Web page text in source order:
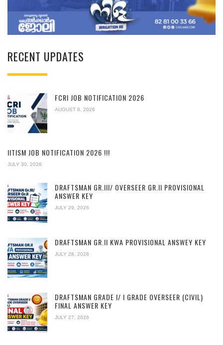
RECENT UPDATES
FCRI JOB NOTIFICATION 2026
AUGUST 8, 2026
IITISM JOB NOTIFICATION 2026 !!!
JULY 30, 2026
DRAFTSMAN GR.III/ OVERSEER GR.II PROVISIONAL
ANSWER KEY
JULY 29, 2026
DRAFTSMAN GR.II KWA PROVISIONAL ANSWEY KEY
JULY 28, 2026
DRAFTSMAN GRADE I/ I GRADE OVERSEER (CIVIL)
FINAL ANSWER KEY
JULY 27, 2026